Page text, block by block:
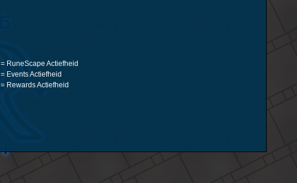
= RuneScape Actiefheid
= Events Actiefheid
= Rewards Actiefheid